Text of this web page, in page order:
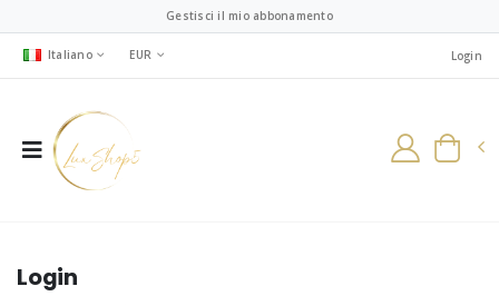
Gestisci il mio abbonamento
Italiano EUR Login
Login